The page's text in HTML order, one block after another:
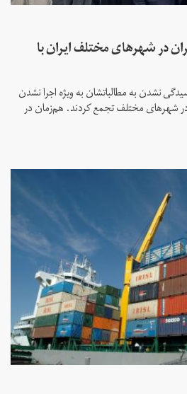
در شهرهای مختلف ایران با
نشدن به مطالباتشان به ویژه اجرا نشدن
در شهرهای مختلف تجمع کردند. هم‌زمان در